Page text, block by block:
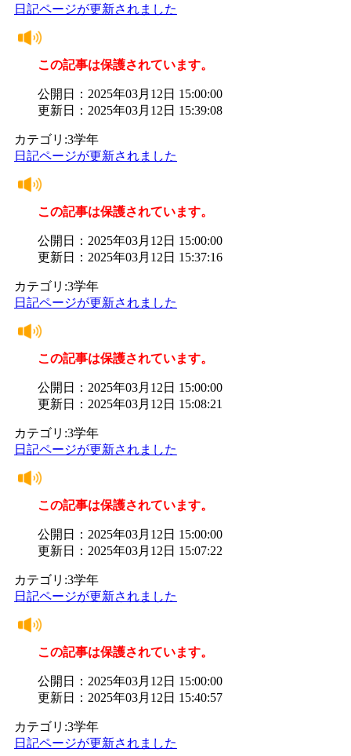
日記ページが更新されました
この記事は保護されています。
公開日：2025年03月12日 15:00:00
更新日：2025年03月12日 15:39:08
カテゴリ:3学年
日記ページが更新されました
この記事は保護されています。
公開日：2025年03月12日 15:00:00
更新日：2025年03月12日 15:37:16
カテゴリ:3学年
日記ページが更新されました
この記事は保護されています。
公開日：2025年03月12日 15:00:00
更新日：2025年03月12日 15:08:21
カテゴリ:3学年
日記ページが更新されました
この記事は保護されています。
公開日：2025年03月12日 15:00:00
更新日：2025年03月12日 15:07:22
カテゴリ:3学年
日記ページが更新されました
この記事は保護されています。
公開日：2025年03月12日 15:00:00
更新日：2025年03月12日 15:40:57
カテゴリ:3学年
日記ページが更新されました